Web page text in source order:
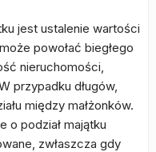
jest ustalenie wartości
powołać biegłego
nieruchomości,
przypadku długów,
między małżonków.
o podział majątku
zwłaszcza gdy